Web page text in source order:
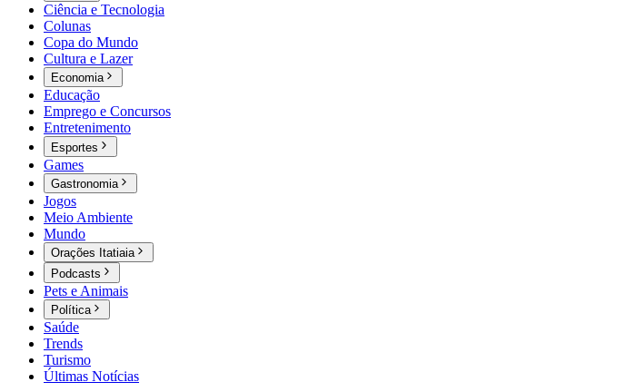
Ciência e Tecnologia
Colunas
Copa do Mundo
Cultura e Lazer
Economia
Educação
Emprego e Concursos
Entretenimento
Esportes
Games
Gastronomia
Jogos
Meio Ambiente
Mundo
Orações Itatiaia
Podcasts
Pets e Animais
Política
Saúde
Trends
Turismo
Últimas Notícias